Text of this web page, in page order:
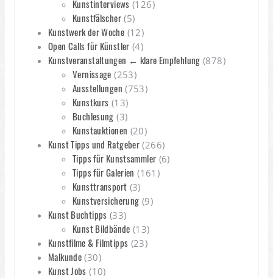
Kunstinterviews (126)
Kunstfälscher(5)
Kunstwerk der Woche (12)
Open Calls für Künstler (4)
Kunstveranstaltungen ← klare Empfehlung (878)
Vernissage (253)
Ausstellungen (753)
Kunstkurs (13)
Buchlesung (3)
Kunstauktionen (20)
Kunst Tipps und Ratgeber (266)
Tipps für Kunstsammler (6)
Tipps für Galerien (161)
Kunsttransport (3)
Kunstversicherung (9)
Kunst Buchtipps (33)
Kunst Bildbände (13)
Kunstfilme & Filmtipps (23)
Malkunde (30)
Kunst Jobs (10)